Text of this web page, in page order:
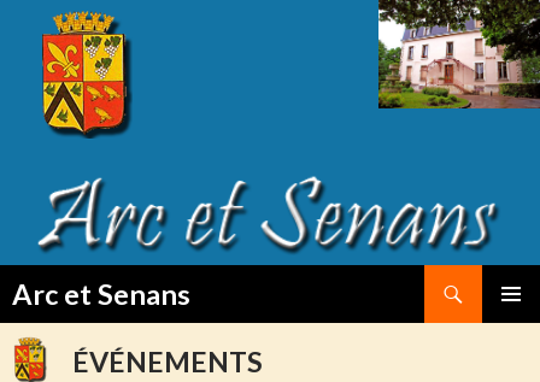
Arc et Senans
TO
CONTENTÉVÉNEMENTS